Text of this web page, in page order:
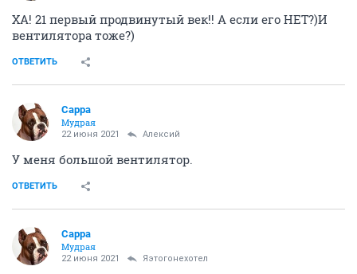
ХА! 21 первый продвинутый век!! А если его НЕТ?)И
вентилятора тоже?)
ОТВЕТИТЬ
Сарра
Мудрая
22 июня 2021 Алексий
У меня большой вентилятор.
ОТВЕТИТЬ
Сарра
Мудрая
22 июня 2021 Яэтогонехотел